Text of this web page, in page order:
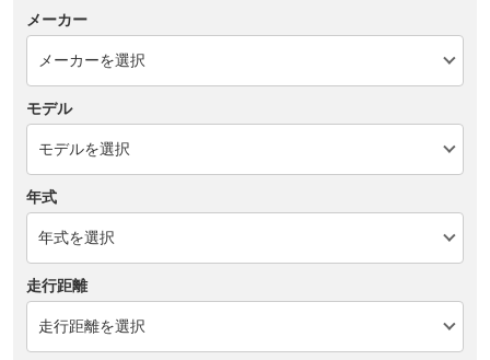
メーカー
モデル
年式
走行距離